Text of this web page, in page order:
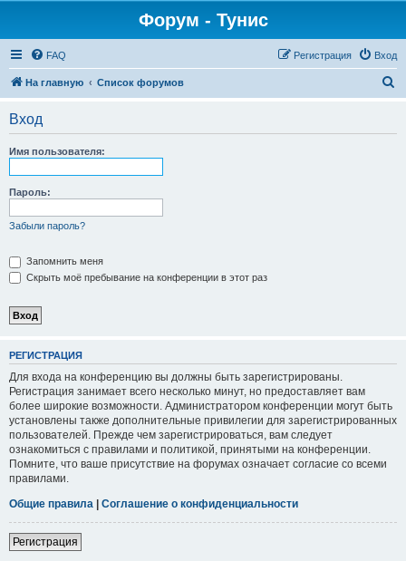
Форум - Тунис
FAQ Вход
Регистрация
На главную Список форумов
Вход
Имя пользователя:
Пароль:
Забыли пароль?
Запомнить меня
Скрыть моё пребывание на конференции в этот раз
РЕГИСТРАЦИЯ
Для входа на конференцию вы должны быть зарегистрированы.
Регистрация занимает всего несколько минут, но предоставляет вам
более широкие возможности. Администратором конференции могут быть
установлены также дополнительные привилегии для зарегистрированных
пользователей. Прежде чем зарегистрироваться, вам следует
ознакомиться с правилами и политикой, принятыми на конференции.
Помните, что ваше присутствие на форумах означает согласие со всеми
правилами.
Общие правила | Соглашение о конфиденциальности
Регистрация